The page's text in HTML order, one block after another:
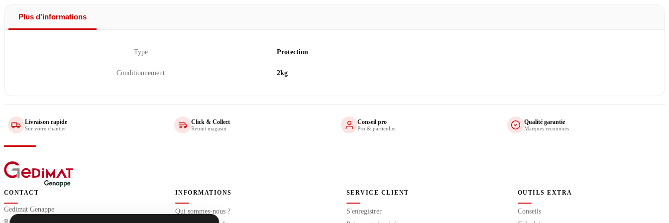
Plus d'informations
Type Protection
Conditionnement 2kg
Livraison rapide
Sur votre chantier
Click & Collect
Retrait magasin
Conseil pro
Pro & particulier
Qualité garantie
Marques reconnues
CONTACT
Gedimat Genappe
INFORMATIONS
Qui sommes-nous ?
SERVICE CLIENT
S'enregistrer
OUTILS EXTRA
Conseils